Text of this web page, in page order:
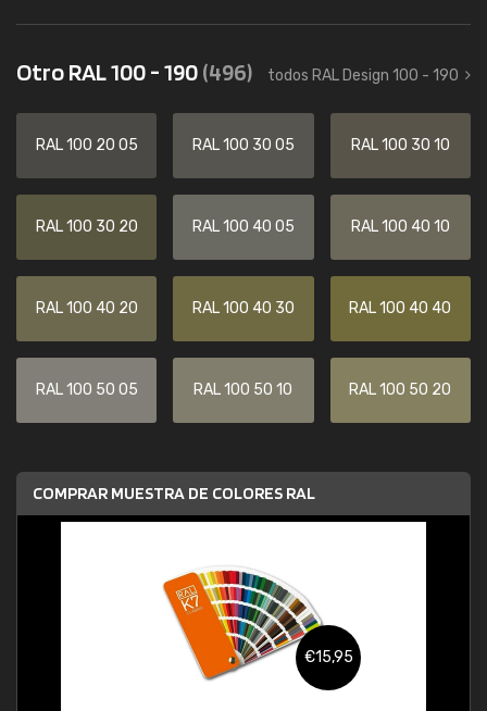
Otro RAL 100 - 190(496) todos RAL Design 100 - 190
RAL 100 20 05 RAL 100 30 05 RAL 100 30 10
RAL 100 30 20 RAL 100 40 05 RAL 100 40 10
RAL 100 40 20 RAL 100 40 30 RAL 100 40 40
RAL 100 50 05 RAL 100 50 10 RAL 100 50 20
COMPRAR MUESTRA DE COLORES RAL
€15,95